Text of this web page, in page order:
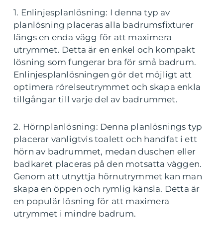
1. Enlinjesplanlösning: I denna typ av
planlösning placeras alla badrumsfixturer
längs en enda vägg för att maximera
utrymmet. Detta är en enkel och kompakt
lösning som fungerar bra för små badrum.
Enlinjesplanlösningen gör det möjligt att
optimera rörelseutrymmet och skapa enkla
tillgångar till varje del av badrummet.
2. Hörnplanlösning: Denna planlösnings typ
placerar vanligtvis toalett och handfat i ett
hörn av badrummet, medan duschen eller
badkaret placeras på den motsatta väggen.
Genom att utnyttja hörnutrymmet kan man
skapa en öppen och rymlig känsla. Detta är
en populär lösning för att maximera
utrymmet i mindre badrum.